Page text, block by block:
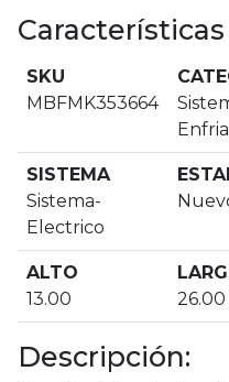
Características
SKU
MBFMK353664
SISTEMA
Sistema-
Electrico
ALTO
13.00
26.00
Descripción: